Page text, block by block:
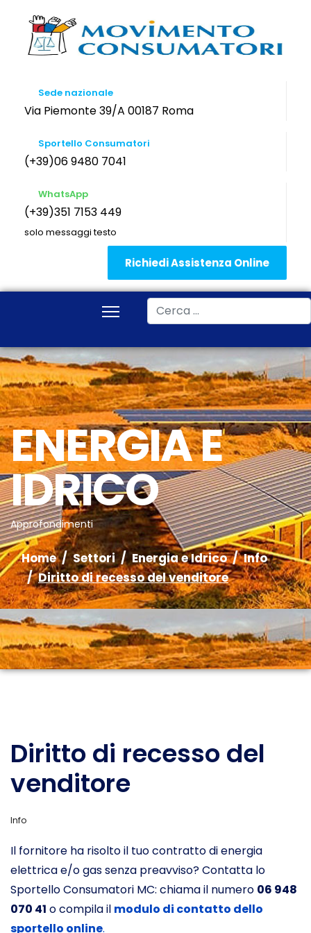
Sede nazionale
Via Piemonte 39/A 00187 Roma
Sportello Consumatori
(+39)06 9480 7041
WhatsApp
(+39)351 7153 449
solo messaggi testo
Richiedi Assistenza Online
Cerca
ENERGIA E
IDRICO
Approfondimenti
Home Settori Energia e Idrico
Info
Diritto di recesso del venditore
Diritto di recesso del
venditore
Info
Il fornitore ha risolto il tuo contratto di energia
elettrica e/o gas senza preavviso? Contatta lo
Sportello Consumatori MC: chiama il numero 06 948
070 41 o compila il modulo di contatto dello
sportello online.